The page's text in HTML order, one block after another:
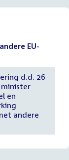
EU-
d.d. 26
minister
en
andere